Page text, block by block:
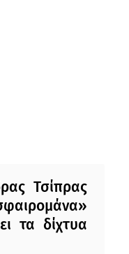
Τσίπρας
τα δίχτυα